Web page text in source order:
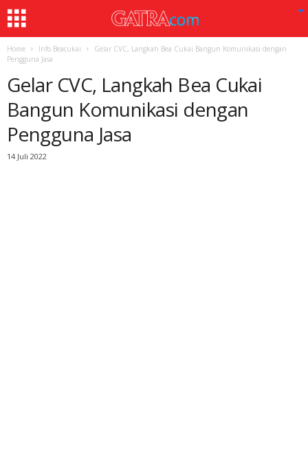
Home Info Beacukai
Gelar CVC, Langkah Bea Cukai Bangun Komunikasi dengan
Pengguna Jasa
Gelar CVC, Langkah Bea Cukai
Bangun Komunikasi dengan
Pengguna Jasa
14 Juli 2022